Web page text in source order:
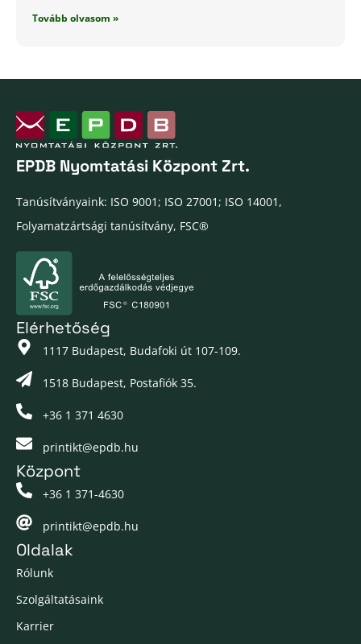
Tovább olvasom »
EPDB Nyomtatási Központ Zrt.
Tanúsítványaink: ISO 9001; ISO 27001; ISO 14001,
Folyamatzártsági tanúsítvány, FSC®
Elérhetőség
1117 Budapest, Budafoki út 107-109.
1518 Budapest, Postafiók 35.
+36 1 371 4630
printikt@epdb.hu
Központ
+36 1 371-4630
printikt@epdb.hu
Oldalak
Rólunk
Szolgáltatásaink
Karrier